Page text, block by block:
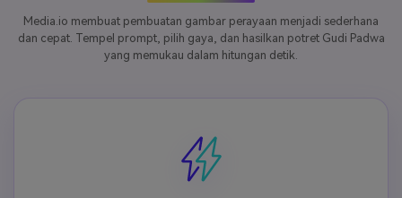
Media.io membuat pembuatan gambar perayaan menjadi sederhana
dan cepat. Tempel prompt, pilih gaya, dan hasilkan potret Gudi Padwa
yang memukau dalam hitungan detik.